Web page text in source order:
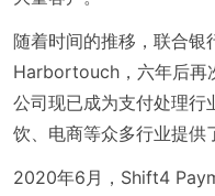
随着时间的推移，联合
Harbortouch，六年后再
公司现已成为支付处理行
饮、电商等众多行业提供
2020年6月，Shift4